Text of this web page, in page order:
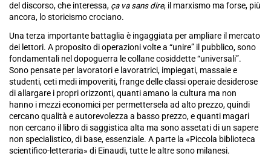
del discorso, che interessa, ça va sans dire, il marxismo ma forse, più
ancora, lo storicismo crociano.
Una terza importante battaglia è ingaggiata per ampliare il mercato
dei lettori. A proposito di operazioni volte a “unire” il pubblico, sono
fondamentali nel dopoguerra le collane cosiddette “universali”.
Sono pensate per lavoratori e lavoratrici, impiegati, massaie e
studenti, ceti medi impoveriti, frange delle classi operaie desiderose
di allargare i propri orizzonti, quanti amano la cultura ma non
hanno i mezzi economici per permettersela ad alto prezzo, quindi
cercano qualità e autorevolezza a basso prezzo, e quanti magari
non cercano il libro di saggistica alta ma sono assetati di un sapere
non specialistico, di base, essenziale. A parte la «Piccola biblioteca
scientifico-letteraria» di Einaudi, tutte le altre sono milanesi.